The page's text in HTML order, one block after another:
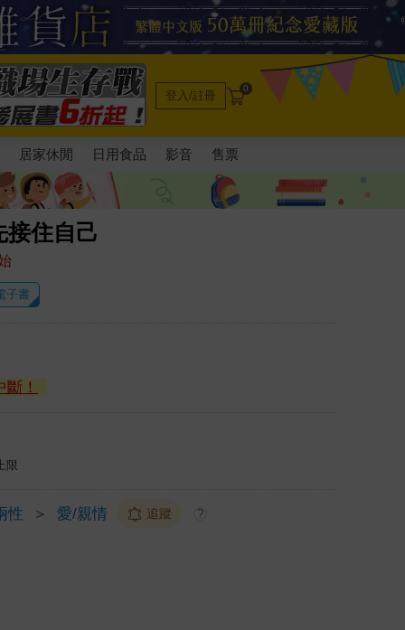
登入/註冊 0
居家休閒 日用食品 影音 售票
接住自己
子書
！
限
性 ＞ 愛/親情 追蹤 ?